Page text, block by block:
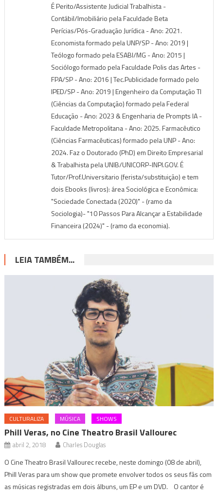
É Perito/Assistente Judicial Trabalhista -
Contábil/Imobiliário pela Faculdade Beta
Perícias/Pós-Graduação Jurídica - Ano: 2021.
Economista formado pela UNP/SP - Ano: 2019 |
Teólogo formado pela ESABI/MG - Ano: 2015 |
Sociólogo formado pela Faculdade Polis das Artes -
FPA/SP - Ano: 2016 | Tec.Publicidade formado pelo
IPED/SP - Ano: 2019 | Engenheiro da Computação TI
(Ciências da Computação) formado pela Federal
Educação - Ano: 2023 & Engenharia de Prompts IA -
Faculdade Metropolitana - Ano: 2025. Farmacêutico
(Ciências Farmacêuticas) formado pela UNP - Ano:
2024. Faz o Doutorado (PhD) em Direito Empresarial
& Trabalhista pela UNIB/UNICORP-INPI.GOV. É
Tutor/Prof.Universitario (ferista/substituição) e tem
dois Ebooks (livros): área Sociológica e Econômica:
"Sociedade Conectada (2020)" - (ramo da
Sociologia)- "10 Passos Para Alcançar a Estabilidade
Financeira (2024)" - (ramo da economia).
LEIA TAMBÉM...
CULTURALIZA MÚSICA SHOWS
Phill Veras, no Cine Theatro Brasil Vallourec
abril 2, 2018 Charles Douglas
O Cine Theatro Brasil Vallourec recebe, neste domingo (08 de abril),
Phill Veras para um show que promete envolver todos os seus fãs com
as músicas registradas em dois álbuns, um EP e um DVD. O cantor é